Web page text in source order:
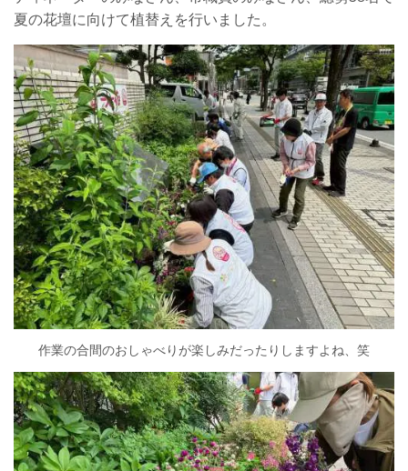
夏の花壇に向けて植替えを行いました。
作業の合間のおしゃべりが楽しみだったりしますよね、笑